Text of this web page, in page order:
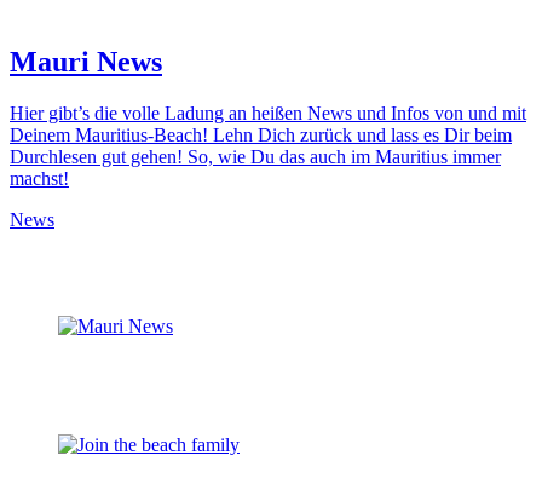
Mauri News
Hier gibt’s die volle Ladung an heißen News und Infos von und mit
Deinem Mauritius-Beach! Lehn Dich zurück und lass es Dir beim
Durchlesen gut gehen! So, wie Du das auch im Mauritius immer
machst!
News